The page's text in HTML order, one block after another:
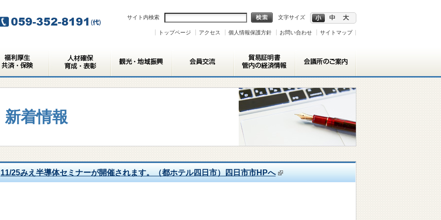
サイト内検索 文字サイズ
トップページ アクセス 個人情報保護方針 お問い合わせ サイトマップ
新着情報
11/25みえ半導体セミナーが開催されます。（都ホテル四日市）四日市市HPへ